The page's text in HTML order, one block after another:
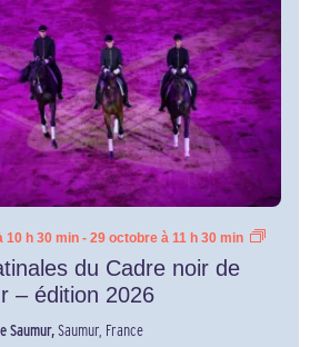
10 h 30 min- 29 octobre à 11 h 30 min
Voir
du Cadre noir de
– édition 2026
Saumur,Saumur, France